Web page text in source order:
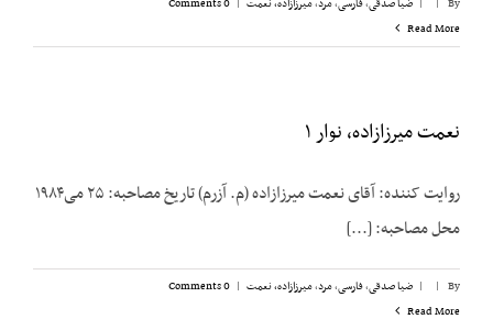
By
|
| ضیا صدقی,فارسی,مرد,میرزازاده، نعمت |
0 Comments
Read More
نعمت میرزازاده، نوار ۱
روایت کننده: آقای نعمت میرزازاده (م. آزرم) تاریخ مصاحبه: ۲۵ می‌۱۹۸۴
محل مصاحبه: [...]
By
|
| ضیا صدقی,فارسی,مرد,میرزازاده، نعمت |
0 Comments
Read More